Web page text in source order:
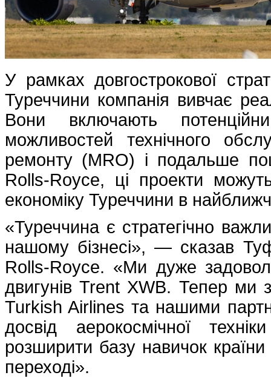
У рамках довгострокової
Туреччини компанія вивчає
Вони включають
можливостей технічного
ремонту (MRO) і подальше
Rolls-Royce, ці проекти
економіку Туреччини в
«Туреччина є стратегічно
нашому бізнесі», — сказав
Rolls-Royce. «Ми дуже
двигунів Trent XWB. Тепер ми
Turkish Airlines та нашими
досвід аерокосмічної
розширити базу навичок
переході».